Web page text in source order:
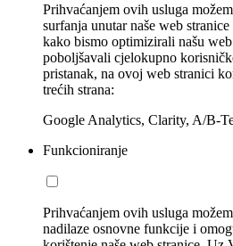
Prihvaćanjem ovih usluga
surfanja unutar naše web
kako bismo optimizirali našu
poboljšavali cjelokupno
pristanak, na ovoj web stranici
trećih strana:
Google Analytics, Clarity, A/B-
Funkcioniranje
Prihvaćanjem ovih usluga
nadilaze osnovne funkcije i